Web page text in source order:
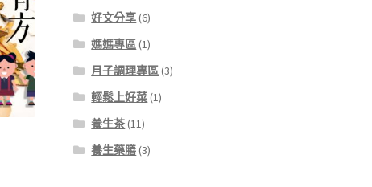
好文分享 (6)
媽媽專區 (1)
月子調理專區 (3)
輕鬆上好菜 (1)
養生茶 (11)
養生藥膳 (3)